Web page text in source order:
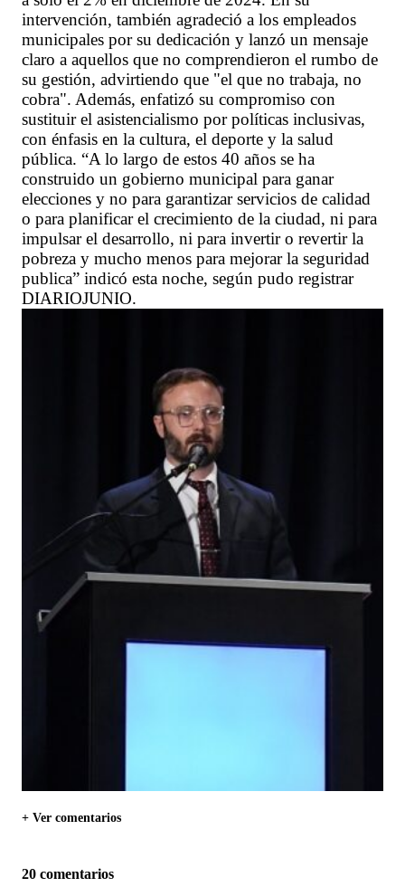
intervención, también agradeció a los empleados
municipales por su dedicación y lanzó un mensaje
claro a aquellos que no comprendieron el rumbo de
su gestión, advirtiendo que "el que no trabaja, no
cobra". Además, enfatizó su compromiso con
sustituir el asistencialismo por políticas inclusivas,
con énfasis en la cultura, el deporte y la salud
pública. “A lo largo de estos 40 años se ha
construido un gobierno municipal para ganar
elecciones y no para garantizar servicios de calidad
o para planificar el crecimiento de la ciudad, ni para
impulsar el desarrollo, ni para invertir o revertir la
pobreza y mucho menos para mejorar la seguridad
publica” indicó esta noche, según pudo registrar
DIARIOJUNIO.
+ Ver comentarios
20 comentarios